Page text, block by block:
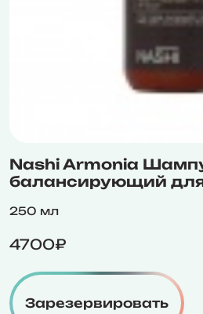
Nashi Armonia
балансирующий
250 мл
4700₽
Зарезервировать